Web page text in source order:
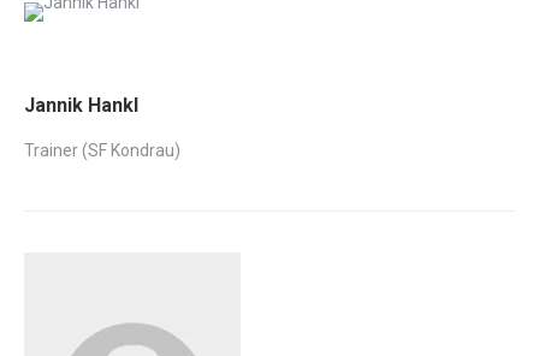
Jannik Hankl
Trainer (SF Kondrau)